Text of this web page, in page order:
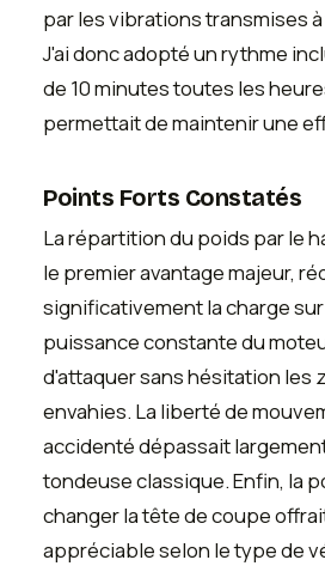
par les vibrations transmises
J'ai donc adopté un rythme
de 10 minutes toutes les
permettait de maintenir une
Points Forts Constatés
La répartition du poids par le
le premier avantage majeur,
significativement la charge sur
puissance constante du
d'attaquer sans hésitation les
envahies. La liberté de
accidenté dépassait
tondeuse classique. Enfin, la
changer la tête de coupe
appréciable selon le type de